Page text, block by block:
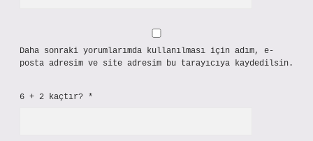
Daha sonraki yorumlarımda kullanılması için adım, e-
posta adresim ve site adresim bu tarayıcıya kaydedilsin.
6 + 2 kaçtır? *